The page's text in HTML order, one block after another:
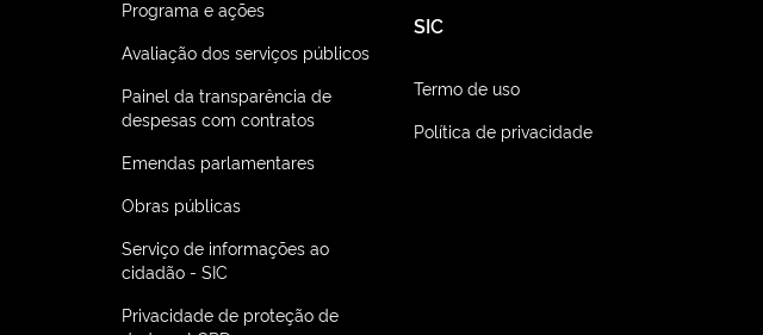
Programa e ações
Avaliação dos serviços públicos
Painel da transparência de
despesas com contratos
Emendas parlamentares
Obras públicas
Serviço de informações ao
cidadão - SIC
Privacidade de proteção de
SIC
Termo de uso
Política de privacidade